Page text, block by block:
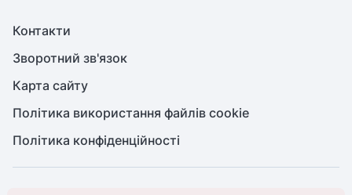
Контакти
Зворотний зв'язок
Карта сайту
Політика використання файлів cookie
Політика конфіденційності